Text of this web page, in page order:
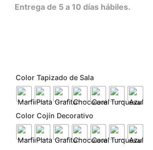
Entrega de 5 a 10 días hábiles.
Color Tapizado de Sala
Color Cojín Decorativo